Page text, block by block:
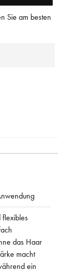
Sie am besten
flexibles
das Haar
macht
ein